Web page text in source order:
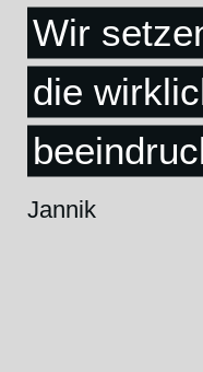
Wir
die
Jannik